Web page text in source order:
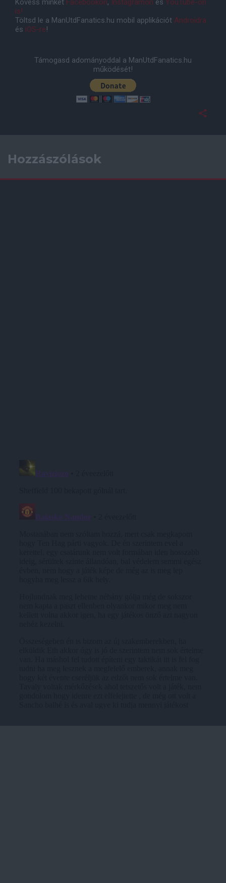
Kövess minket Facebookon, Instagramon és YouTube-on
is!
Töltsd le a ManUtdFanatics.hu mobil applikációt Androidra
és iOS-re!
Támogasd adományoddal a ManUtdFanatics.hu
működését!
Hozzászólások